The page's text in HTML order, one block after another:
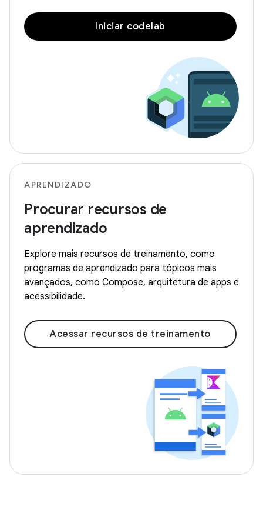
Iniciar codelab
APRENDIZADO
Procurar recursos de
aprendizado
Explore mais recursos de treinamento, como
programas de aprendizado para tópicos mais
avançados, como Compose, arquitetura de apps e
acessibilidade.
Acessar recursos de treinamento